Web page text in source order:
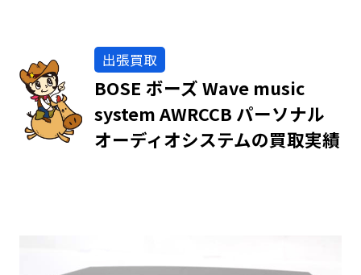
出張買取
BOSE ボーズ Wave music
system AWRCCB パーソナル
オーディオシステムの買取実績